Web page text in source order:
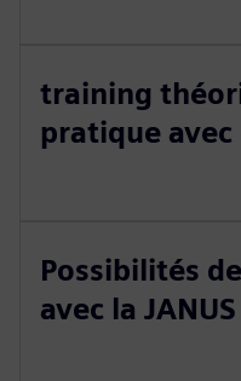
training
pratique
Possibilités
avec la